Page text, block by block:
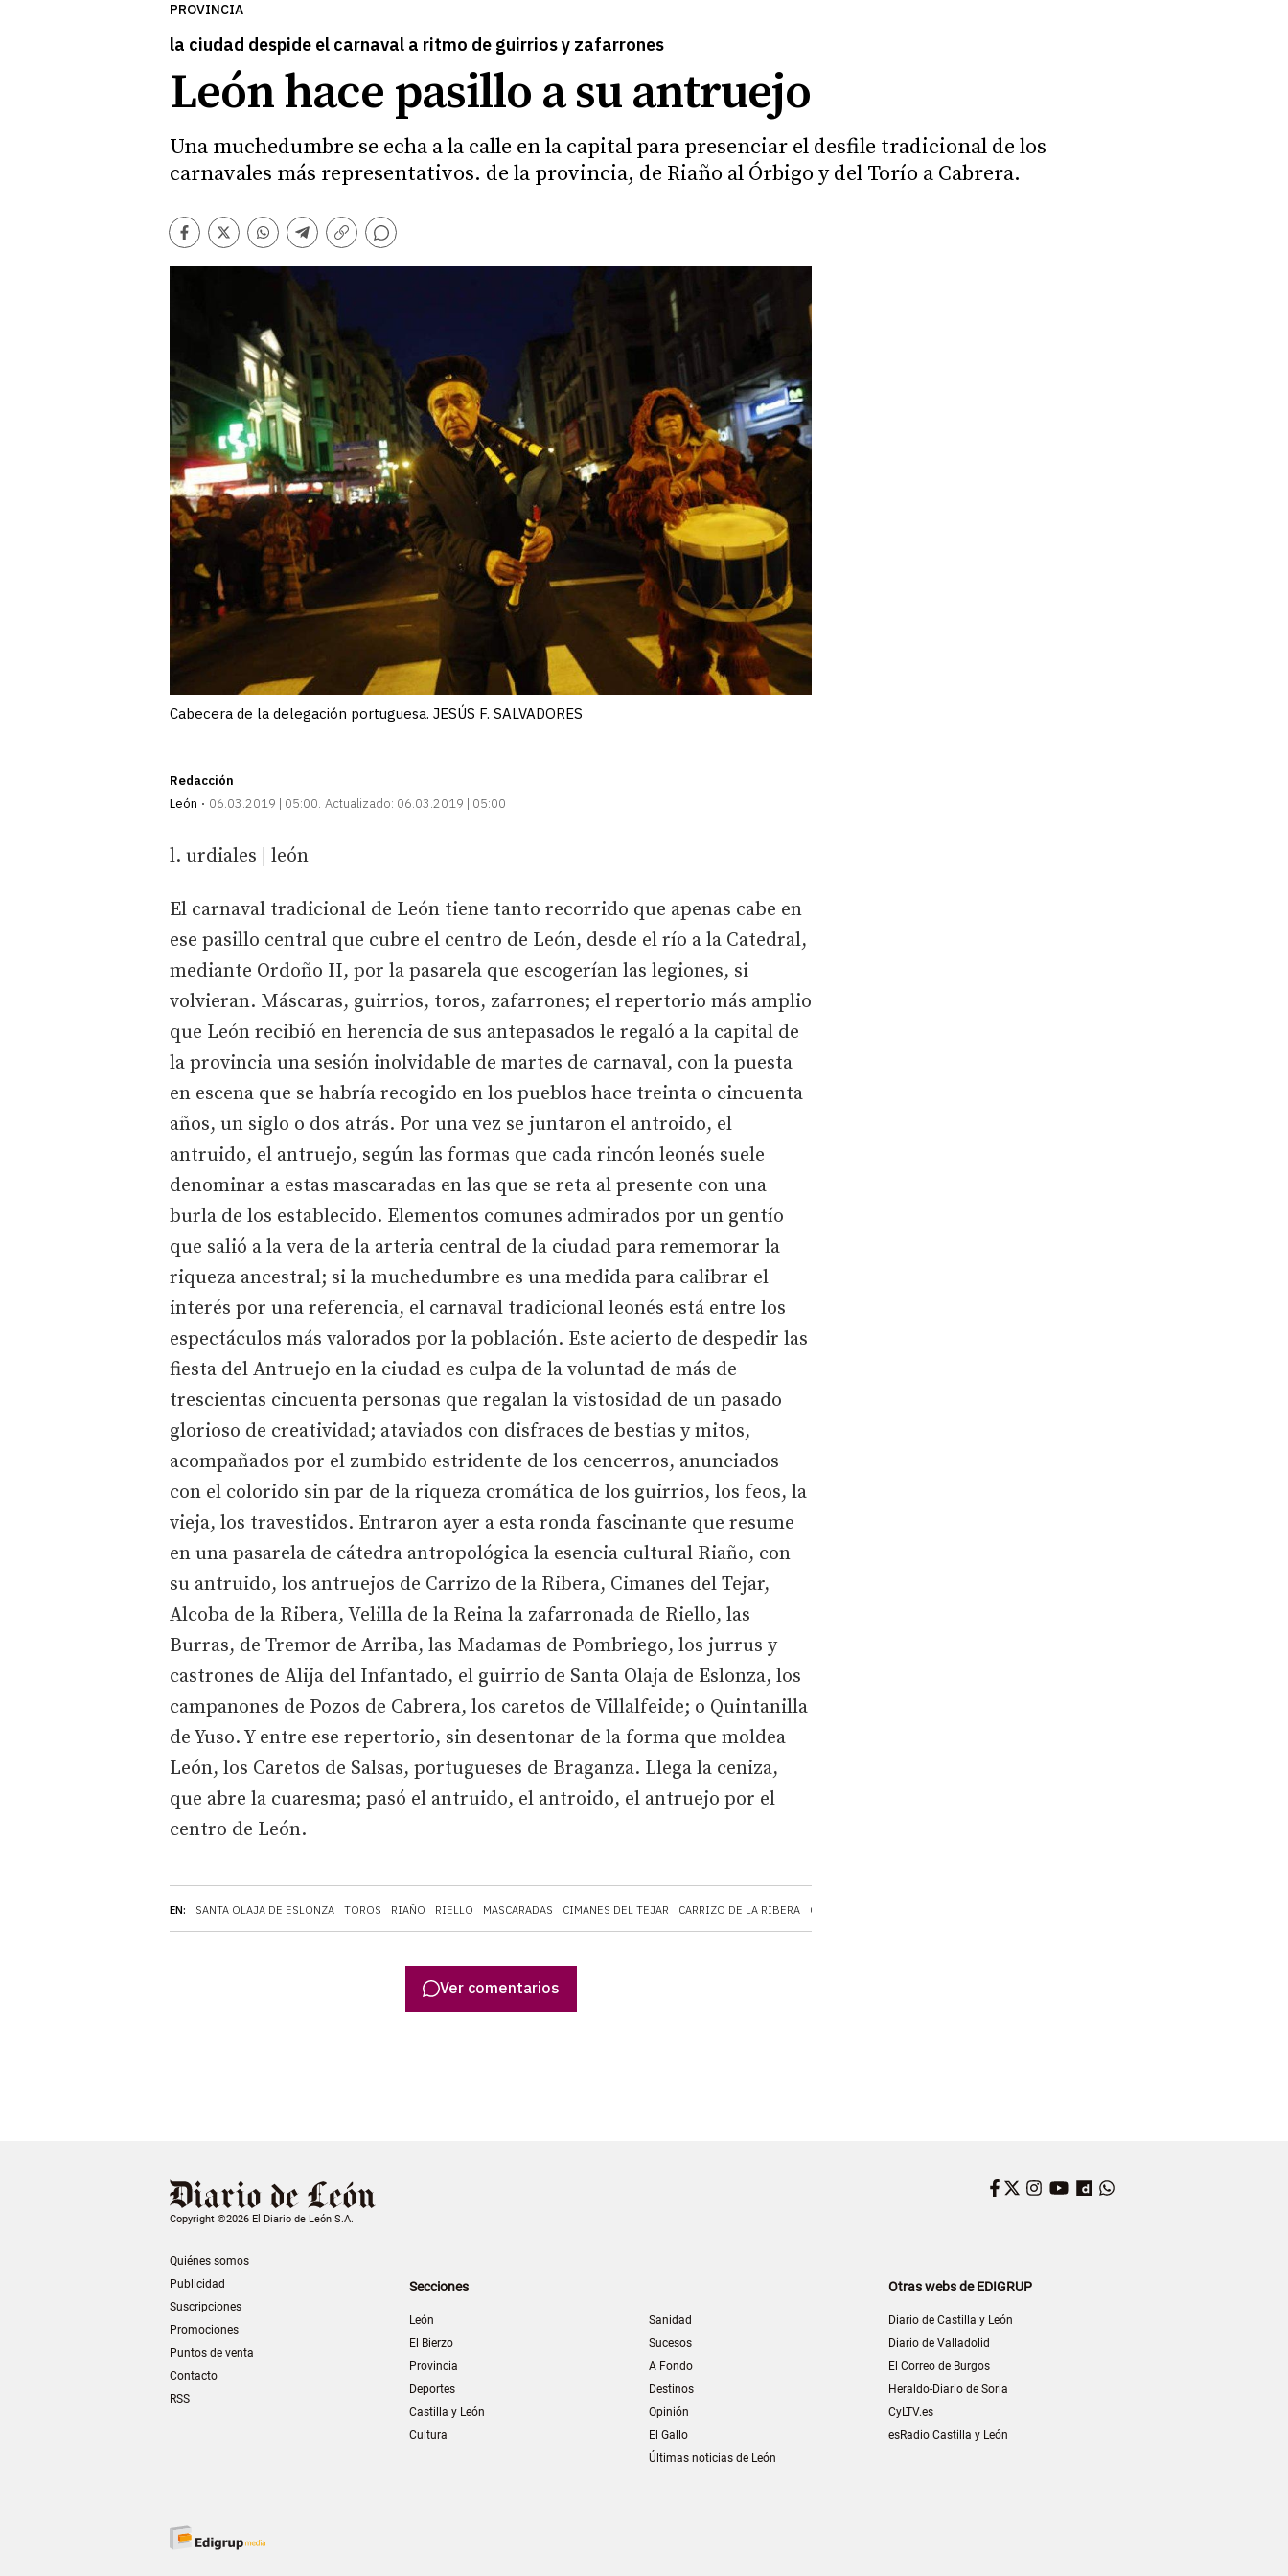
PROVINCIA
la ciudad despide el carnaval a ritmo de guirrios y zafarrones
León hace pasillo a su antruejo
Una muchedumbre se echa a la calle en la capital para presenciar el desfile tradicional de los
carnavales más representativos. de la provincia, de Riaño al Órbigo y del Torío a Cabrera.
Facebook
TwitterWhatsapp
Telegram
Copiar
enlace
Comentarios
Cabecera de la delegación portuguesa. JESÚS F. SALVADORES
Redacción
León
06.03.2019 | 05:00 Actualizado: 06.03.2019 | 05:00
EN: SANTA OLAJA DE ESLONZA TOROS RIAÑO RIELLO MASCARADAS CIMANES DEL TEJAR CARRIZO DE LA RIBERA CARNAVALES
l. urdiales | león
El carnaval tradicional de León tiene tanto recorrido que apenas cabe en
ese pasillo central que cubre el centro de León, desde el río a la Catedral,
mediante Ordoño II, por la pasarela que escogerían las legiones, si
volvieran. Máscaras, guirrios, toros, zafarrones; el repertorio más amplio
que León recibió en herencia de sus antepasados le regaló a la capital de
la provincia una sesión inolvidable de martes de carnaval, con la puesta
en escena que se habría recogido en los pueblos hace treinta o cincuenta
años, un siglo o dos atrás. Por una vez se juntaron el antroido, el
antruido, el antruejo, según las formas que cada rincón leonés suele
denominar a estas mascaradas en las que se reta al presente con una
burla de los establecido. Elementos comunes admirados por un gentío
que salió a la vera de la arteria central de la ciudad para rememorar la
riqueza ancestral; si la muchedumbre es una medida para calibrar el
interés por una referencia, el carnaval tradicional leonés está entre los
espectáculos más valorados por la población. Este acierto de despedir las
fiesta del Antruejo en la ciudad es culpa de la voluntad de más de
trescientas cincuenta personas que regalan la vistosidad de un pasado
glorioso de creatividad; ataviados con disfraces de bestias y mitos,
acompañados por el zumbido estridente de los cencerros, anunciados
con el colorido sin par de la riqueza cromática de los guirrios, los feos, la
vieja, los travestidos. Entraron ayer a esta ronda fascinante que resume
en una pasarela de cátedra antropológica la esencia cultural Riaño, con
su antruido, los antruejos de Carrizo de la Ribera, Cimanes del Tejar,
Alcoba de la Ribera, Velilla de la Reina la zafarronada de Riello, las
Burras, de Tremor de Arriba, las Madamas de Pombriego, los jurrus y
castrones de Alija del Infantado, el guirrio de Santa Olaja de Eslonza, los
campanones de Pozos de Cabrera, los caretos de Villalfeide; o Quintanilla
de Yuso. Y entre ese repertorio, sin desentonar de la forma que moldea
León, los Caretos de Salsas, portugueses de Braganza. Llega la ceniza,
que abre la cuaresma; pasó el antruido, el antroido, el antruejo por el
centro de León.
Ver comentarios
Copyright ©2026 El Diario de León S.A.
Quiénes somos
Publicidad
Suscripciones
Promociones
Puntos de venta
Contacto
RSS
Facebook
Twitter
Instagram
YouTube
Dailymotion
Secciones
León
El Bierzo
Provincia
Deportes
Castilla y León
Cultura
Sanidad
Sucesos
A Fondo
Destinos
Opinión
El Gallo
Últimas noticias de León
Otras webs de EDIGRUP
Diario de Castilla y León
Diario de Valladolid
El Correo de Burgos
Heraldo-Diario de Soria
CyLTV.es
esRadio Castilla y León